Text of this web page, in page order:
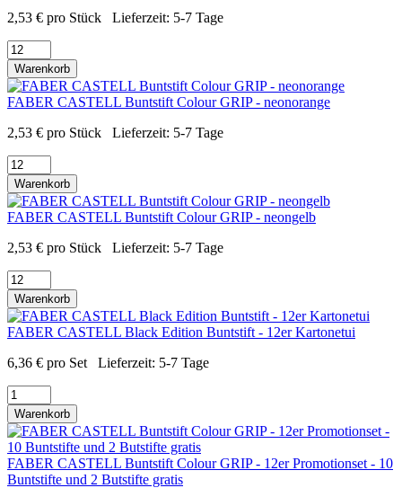
2,53 € pro Stück Lieferzeit: 5-7 Tage
Warenkorb
FABER CASTELL Buntstift Colour GRIP - neonorange
2,53 € pro Stück Lieferzeit: 5-7 Tage
Warenkorb
FABER CASTELL Buntstift Colour GRIP - neongelb
2,53 € pro Stück Lieferzeit: 5-7 Tage
Warenkorb
FABER CASTELL Black Edition Buntstift - 12er Kartonetui
6,36 € pro Set Lieferzeit: 5-7 Tage
Warenkorb
FABER CASTELL Buntstift Colour GRIP - 12er Promotionset - 10
Buntstifte und 2 Butstifte gratis